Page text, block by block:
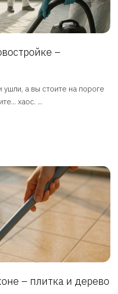
–
а вы стоите на пороге
хаос. ...
– плитка и дерево